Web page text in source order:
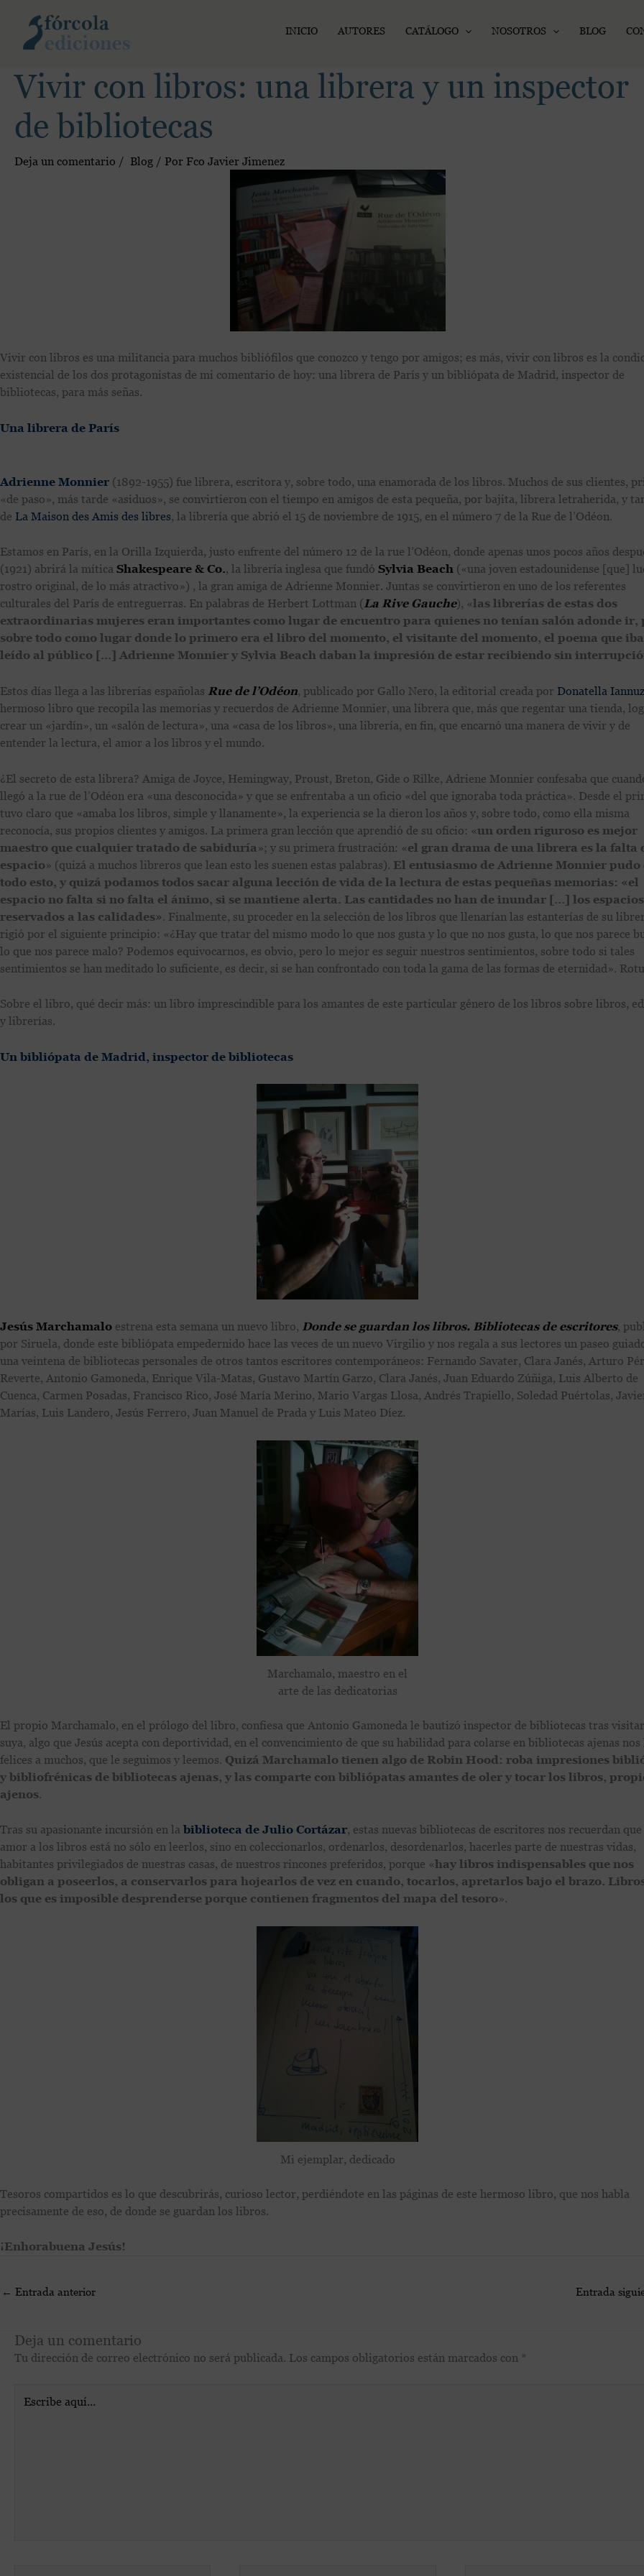
contenido
INICIO AUTORES CATÁLOGO NOSOTROS BLOG
Vivir con libros: una librera y un inspector
de bibliotecas
Deja un comentario / Blog / Por Fco Javier Jimenez
Vivir con libros es una militancia para muchos bibliófilos que conozco y tengo por amigos; es más, vivir con libros es la
existencial de los dos protagonistas de mi comentario de hoy: una librera de París y un bibliópata de Madrid, inspector de
bibliotecas, para más señas.
Una librera de París
Adrienne Monnier (1892-1955) fue librera, escritora y, sobre todo, una enamorada de los libros. Muchos de sus clientes,
«de paso», más tarde «asiduos», se convirtieron con el tiempo en amigos de esta pequeña, por bajita, librera letraherida, y
de La Maison des Amis des libres, la librería que abrió el 15 de noviembre de 1915, en el número 7 de la Rue de l’Odéon.
Estamos en París, en la Orilla Izquierda, justo enfrente del número 12 de la rue l’Odéon, donde apenas unos pocos años
(1921) abrirá la mítica Shakespeare & Co., la librería inglesa que fundó Sylvia Beach («una joven estadounidense [que]
rostro original, de lo más atractivo») , la gran amiga de Adrienne Monnier. Juntas se convirtieron en uno de los referentes
culturales del París de entreguerras. En palabras de Herbert Lottman (La Rive Gauche), «las librerías de estas dos
extraordinarias mujeres eran importantes como lugar de encuentro para quienes no tenían salón adonde ir,
sobre todo como lugar donde lo primero era el libro del momento, el visitante del momento, el poema que
leído al público […] Adrienne Monnier y Sylvia Beach daban la impresión de estar recibiendo sin
Estos días llega a las librerías españolas Rue de l’Odéon, publicado por Gallo Nero, la editorial creada por Donatella
hermoso libro que recopila las memorias y recuerdos de Adrienne Monnier, una librera que, más que regentar una tienda,
crear un «jardín», un «salón de lectura», una «casa de los libros», una librería, en fin, que encarnó una manera de vivir y de
entender la lectura, el amor a los libros y el mundo.
¿El secreto de esta librera? Amiga de Joyce, Hemingway, Proust, Breton, Gide o Rilke, Adriene Monnier confesaba que
llegó a la rue de l’Odéon era «una desconocida» y que se enfrentaba a un oficio «del que ignoraba toda práctica». Desde el
tuvo claro que «amaba los libros, simple y llanamente», la experiencia se la dieron los años y, sobre todo, como ella misma
reconocía, sus propios clientes y amigos. La primera gran lección que aprendió de su oficio: «un orden riguroso es mejor
maestro que cualquier tratado de sabiduría »; y su primera frustración: «el gran drama de una librera es la falta
espacio » (quizá a muchos libreros que lean esto les suenen estas palabras). El entusiasmo de Adrienne Monnier pudo
todo esto, y quizá podamos todos sacar alguna lección de vida de la lectura de estas pequeñas memorias: «el
espacio no falta si no falta el ánimo, si se mantiene alerta. Las cantidades no han de inundar […] los espacios
reservados a las calidades». Finalmente, su proceder en la selección de los libros que llenarían las estanterías de su
rigió por el siguiente principio: «¿Hay que tratar del mismo modo lo que nos gusta y lo que no nos gusta, lo que nos parece
lo que nos parece malo? Podemos equivocarnos, es obvio, pero lo mejor es seguir nuestros sentimientos, sobre todo si tales
sentimientos se han meditado lo suficiente, es decir, si se han confrontado con toda la gama de las formas de eternidad».
Sobre el libro, qué decir más: un libro imprescindible para los amantes de este particular género de los libros sobre libros,
y librerías.
Un bibliópata de Madrid, inspector de bibliotecas
Jesús Marchamalo estrena esta semana un nuevo libro, Donde se guardan los libros. Bibliotecas de escritores,
por Siruela, donde este bibliópata empedernido hace las veces de un nuevo Virgilio y nos regala a sus lectores un paseo
una veintena de bibliotecas personales de otros tantos escritores contemporáneos: Fernando Savater, Clara Janés, Arturo
Reverte, Antonio Gamoneda, Enrique Vila-Matas, Gustavo Martín Garzo, Clara Janés, Juan Eduardo Zúñiga, Luis Alberto de
Cuenca, Carmen Posadas, Francisco Rico, José María Merino, Mario Vargas Llosa, Andrés Trapiello, Soledad Puértolas,
Marías, Luis Landero, Jesús Ferrero, Juan Manuel de Prada y Luis Mateo Díez.
Marchamalo, maestro en el
arte de las dedicatorias
El propio Marchamalo, en el prólogo del libro, confiesa que Antonio Gamoneda le bautizó inspector de bibliotecas tras
suya, algo que Jesús acepta con deportividad, en el convencimiento de que su habilidad para colarse en bibliotecas ajenas nos
felices a muchos, que le seguimos y leemos. Quizá Marchamalo tienen algo de Robin Hood: roba impresiones
y bibliofrénicas de bibliotecas ajenas, y las comparte con bibliópatas amantes de oler y tocar los libros,
ajenos.
Tras su apasionante incursión en la biblioteca de Julio Cortázar, estas nuevas bibliotecas de escritores nos recuerdan que
amor a los libros está no sólo en leerlos, sino en coleccionarlos, ordenarlos, desordenarlos, hacerles parte de nuestras vidas,
habitantes privilegiados de nuestras casas, de nuestros rincones preferidos, porque «hay libros indispensables que nos
obligan a poseerlos, a conservarlos para hojearlos de vez en cuando, tocarlos, apretarlos bajo el brazo.
los que es imposible desprenderse porque contienen fragmentos del mapa del tesoro ».
Mi ejemplar, dedicado
Tesoros compartidos es lo que descubrirás, curioso lector, perdiéndote en las páginas de este hermoso libro, que nos habla
precisamente de eso, de donde se guardan los libros.
¡Enhorabuena Jesús!
← Entrada anterior Entrada
Deja un comentario
Tu dirección de correo electrónico no será publicada. Los campos obligatorios están marcados con *
aquí...